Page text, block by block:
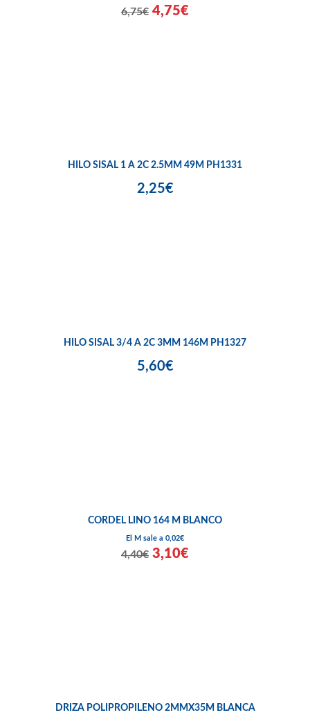
6,75€ 4,75€
HILO SISAL 1 A 2C 2.5MM 49M PH1331
2,25€
HILO SISAL 3/4 A 2C 3MM 146M PH1327
5,60€
CORDEL LINO 164 M BLANCO
El M sale a 0,02€
4,40€ 3,10€
DRIZA POLIPROPILENO 2MMX35M BLANCA